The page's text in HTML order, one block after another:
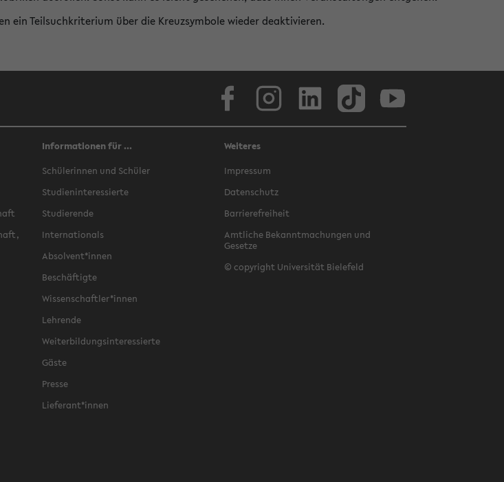
ein Teilsuchkriterium über die Kreuzsymbole wieder deaktivieren.
Informationen für ...
Schülerinnen und Schüler
Studieninteressierte
Studierende
Internationals
Absolvent*innen
Beschäftigte
Wissenschaftler*innen
Lehrende
Weiterbildungsinteressierte
Gäste
Presse
Lieferant*innen
Weiteres
Impressum
Datenschutz
Barrierefreiheit
Amtliche Bekanntmachungen und
Gesetze
© copyright Universität Bielefeld